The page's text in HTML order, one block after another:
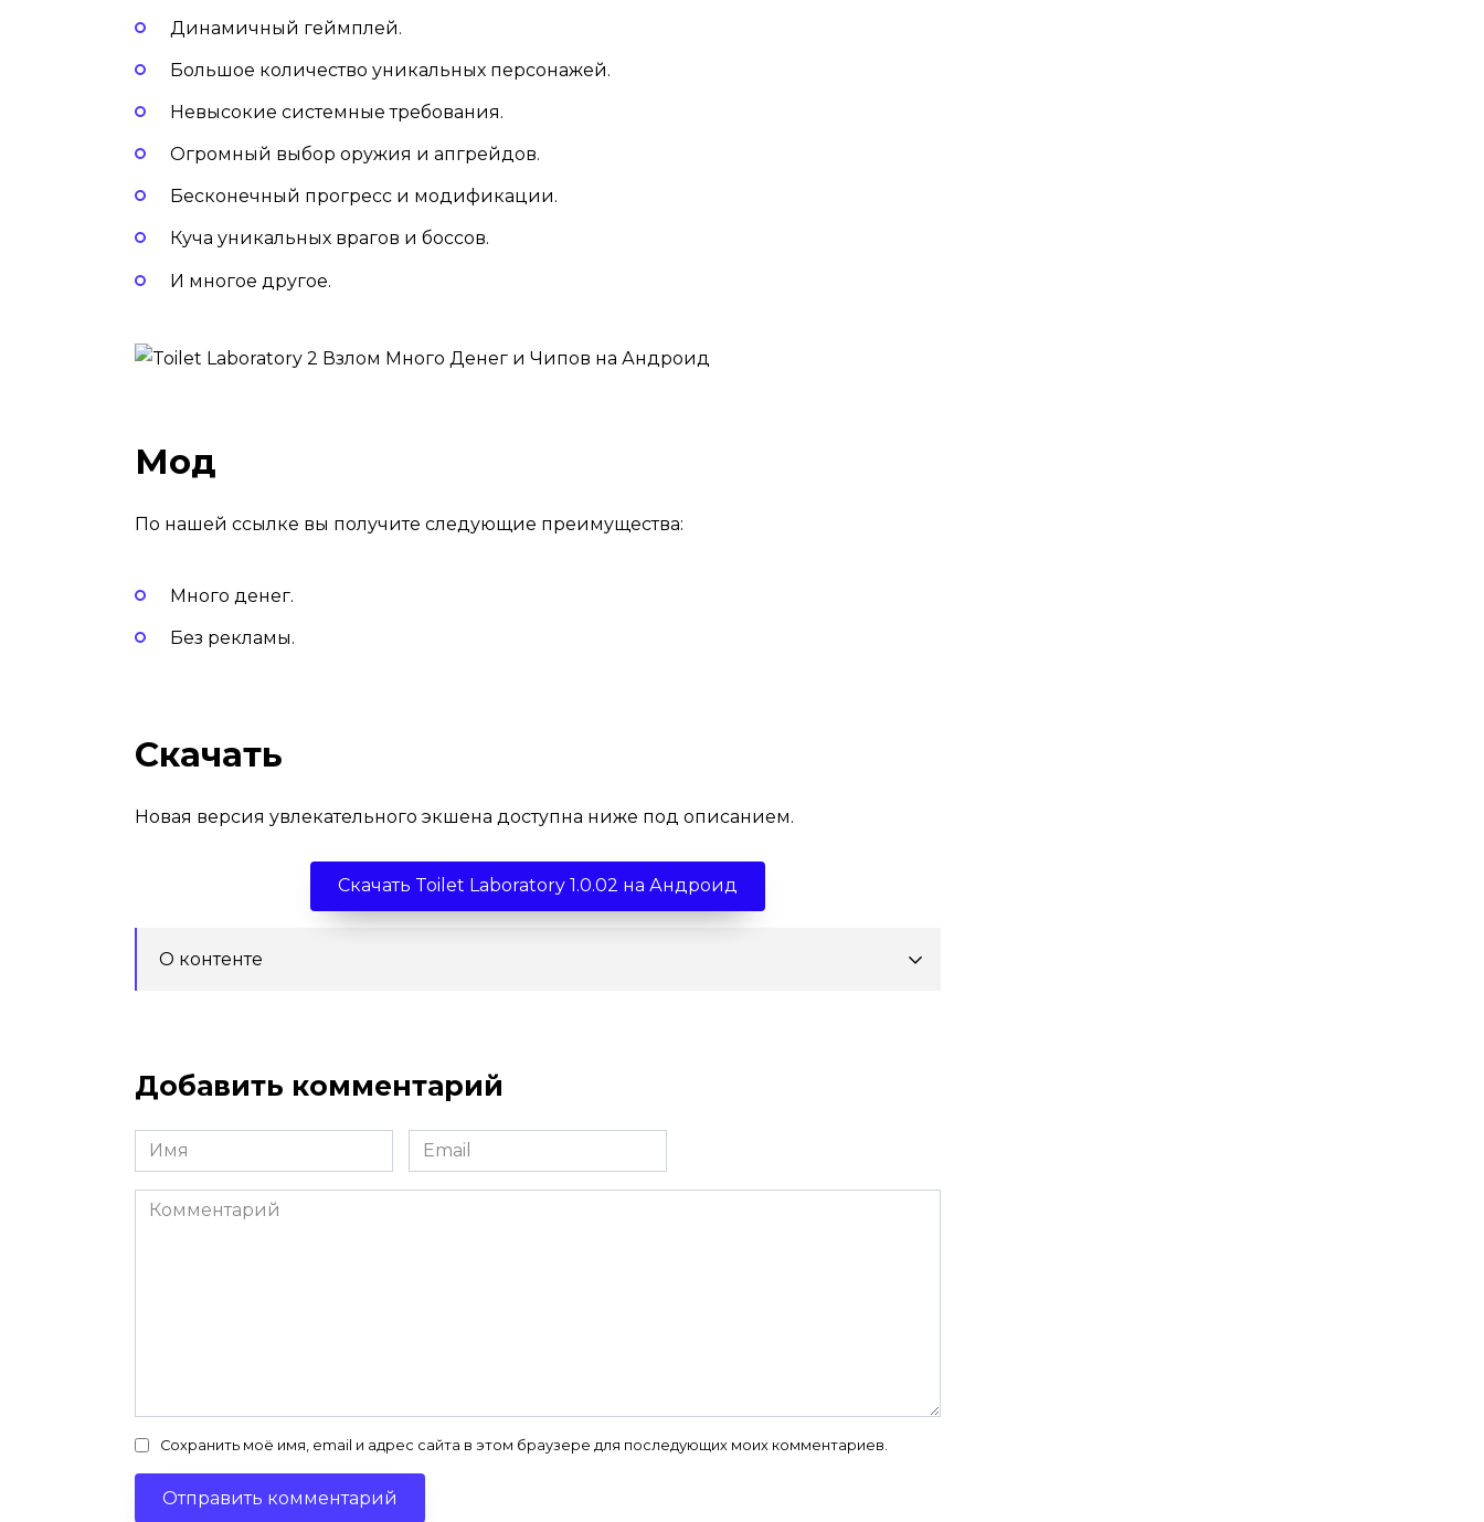
Динамичный геймплей.
Большое количество уникальных персонажей.
Невысокие системные требования.
Огромный выбор оружия и апгрейдов.
Бесконечный прогресс и модификации.
Куча уникальных врагов и боссов.
И многое другое.
Мод
По нашей ссылке вы получите следующие преимущества:
Много денег.
Без рекламы.
Скачать
Новая версия увлекательного экшена доступна ниже под описанием.
Скачать Toilet Laboratory 1.0.02 на Андроид
О контенте
Добавить комментарий
Имя
*
Email
*
Комментарий
Сохранить моё имя, email и адрес сайта в этом браузере для последующих моих комментариев.